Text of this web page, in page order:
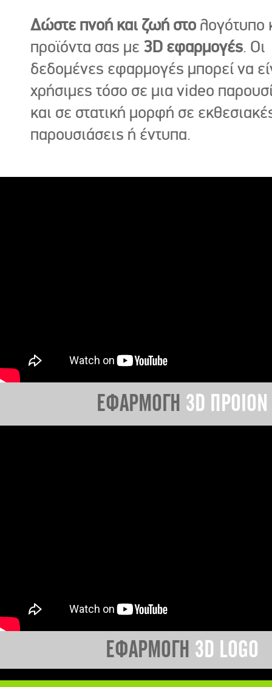
Δώστε πνοή και ζωή στο λογότυπο
προϊόντα σας με 3D εφαρμογές. Οι
δεδομένες εφαρμογές μπορεί να
χρήσιμες τόσο σε μια video
και σε στατική μορφή σε
παρουσιάσεις ή έντυπα.
ΕΦΑΡΜΟΓΗ 3D ΠΡΟΙΟΝ
ΕΦΑΡΜΟΓΗ 3D LOGO